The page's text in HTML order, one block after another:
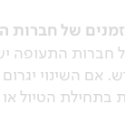
חברות התעופה
אם השינוי
הטיול או